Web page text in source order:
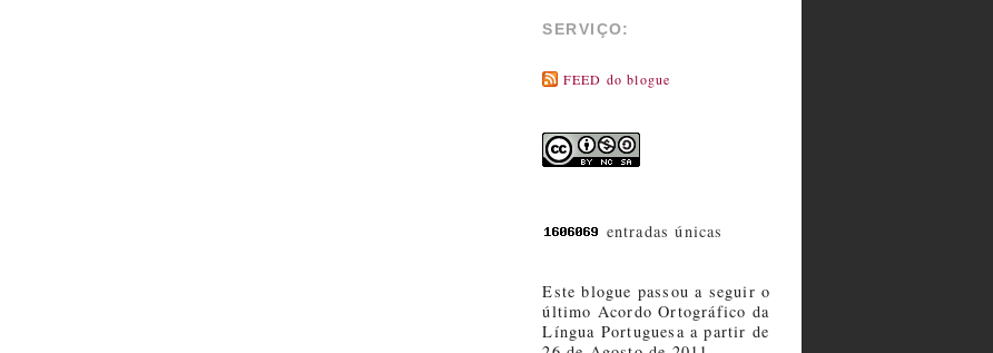
SERVIÇO:
FEED do blogue
entradas únicas
Este blogue passou a seguir o
último Acordo Ortográfico da
Língua Portuguesa a partir de